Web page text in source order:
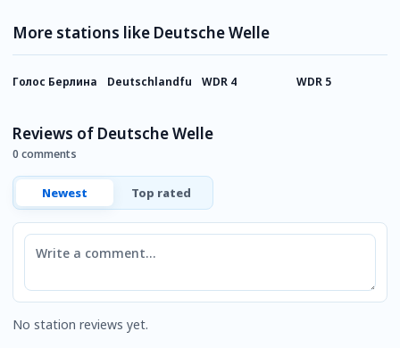
More stations like Deutsche Welle
Голос Берлина DeutschlandfunkWDR 4 WDR 5
Reviews of Deutsche Welle
0 comments
Newest Top rated
Comment
No station reviews yet.